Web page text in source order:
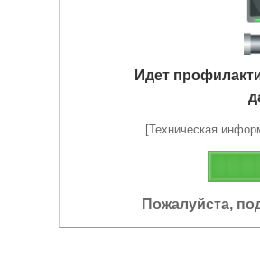
Идет
[Техническая
Пожалуйста,